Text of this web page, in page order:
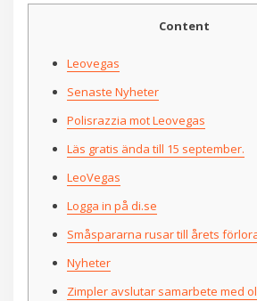
Content
Leovegas
Senaste Nyheter
Polisrazzia mot Leovegas
Läs gratis ända till 15 september.
LeoVegas
Logga in på di.se
Småspararna rusar till årets
Nyheter
Zimpler avslutar samarbete med